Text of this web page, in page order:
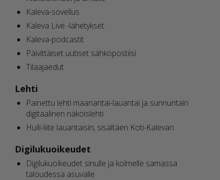
Kaleva-sovellus
Kaleva Live -lähetykset
Kaleva-podcastit
Päivittäiset uutiset sähköpostiisi
Tilaajaedut
Lehti
Painettu lehti maanantai-lauantai ja sunnuntain
digitaalinen näköislehti
Huili-liite lauantaisin, sisältäen Koti-Kalevan
Digilukuoikeudet
Digilukuoikeudet sinulle ja kolmelle samassa
taloudessa asuvalle